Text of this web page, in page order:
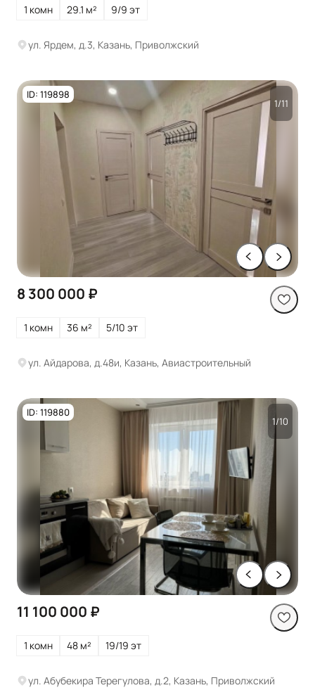
1 комн 29.1 м² 9/9 эт
ул. Ярдем, д.3, Казань, Приволжский
ID: 119898
1/11
8 300 000 ₽
1 комн 36 м² 5/10 эт
ул. Айдарова, д.48и, Казань, Авиастроительный
ID: 119880
1/10
11 100 000 ₽
1 комн 48 м² 19/19 эт
ул. Абубекира Терегулова, д.2, Казань, Приволжский